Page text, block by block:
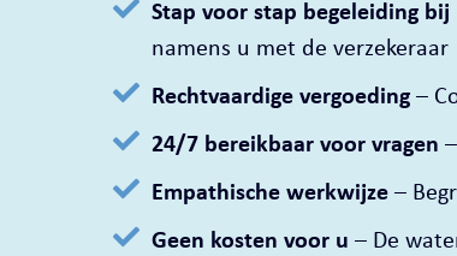
Stap voor stap begeleiding
namens u met de verzekeraar
Rechtvaardige vergoeding –
24/7 bereikbaar voor vragen
Empathische werkwijze –
Geen kosten voor u – De